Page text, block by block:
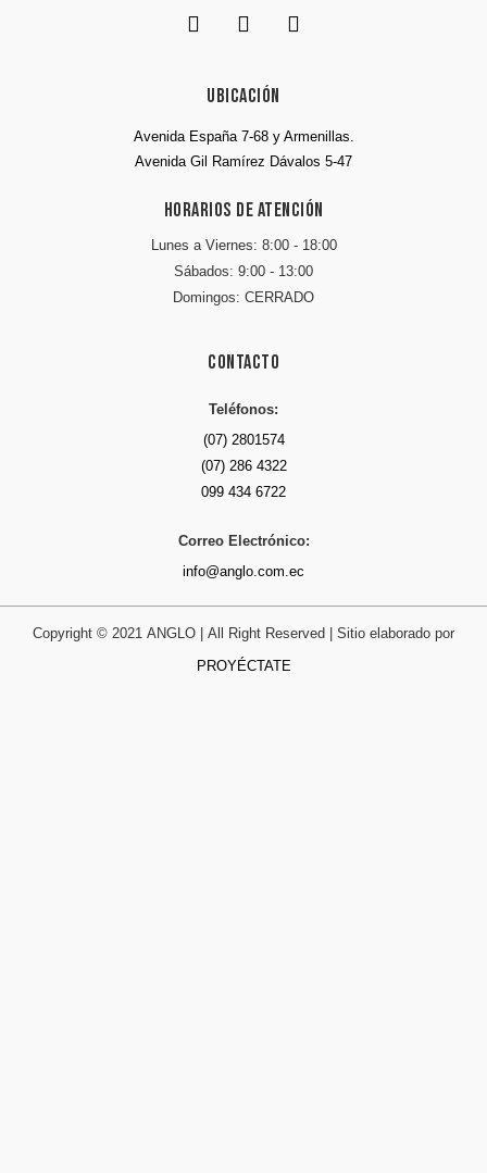
Ubicación
Avenida España 7-68 y Armenillas.
Avenida Gil Ramírez Dávalos 5-47
Horarios de atención
Lunes a Viernes: 8:00 - 18:00
Sábados: 9:00 - 13:00
Domingos: CERRADO
Contacto
Teléfonos:
(07) 2801574
(07) 286 4322
099 434 6722
Correo Electrónico:
info@anglo.com.ec
Copyright © 2021 ANGLO | All Right Reserved | Sitio elaborado por
PROYÉCTATE